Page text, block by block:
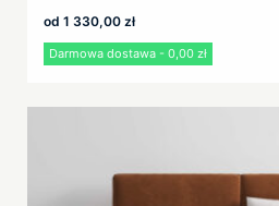
od 1 330,00 zł
Darmowa dostawa - 0,00 zł